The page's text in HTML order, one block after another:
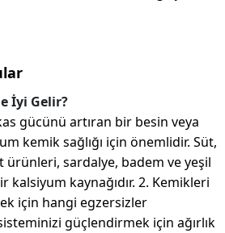
İyi Gelir?
gücünü artıran bir besin veya
kemik sağlığı için önemlidir. Süt,
sardalye, badem ve yeşil
kalsiyum kaynağıdır. 2. Kemikleri
için hangi egzersizler
güçlendirmek için ağırlık